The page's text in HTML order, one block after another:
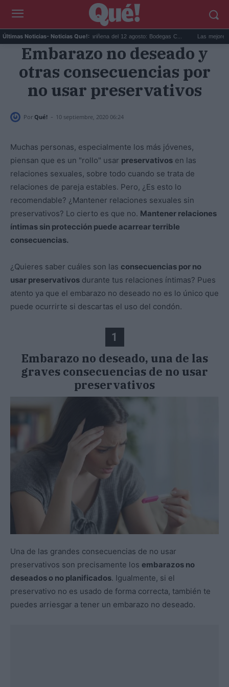
Últimas Noticias- Noticias Que!:
Ri... Eclipse solar en Cariñena del 12 agosto: Bodegas C... Las mejores
Embarazo no deseado y
otras consecuencias por
no usar preservativos
Por Qué! - 10 septiembre, 2020 06:24
Muchas personas, especialmente los más jóvenes,
piensan que es un "rollo" usar preservativos en las
relaciones sexuales, sobre todo cuando se trata de
relaciones de pareja estables. Pero, ¿Es esto lo
recomendable? ¿Mantener relaciones sexuales sin
preservativos? Lo cierto es que no. Mantener relaciones
íntimas sin protección puede acarrear terrible
consecuencias.
¿Quieres saber cuáles son las consecuencias por no
usar preservativos durante tus relaciones íntimas? Pues
atento ya que el embarazo no deseado no es lo único que
puede ocurrirte si descartas el uso del condón.
1
Embarazo no deseado, una de las
graves consecuencias de no usar
preservativos
Una de las grandes consecuencias de no usar
preservativos son precisamente los embarazos no
deseados o no planificados. Igualmente, si el
preservativo no es usado de forma correcta, también te
puedes arriesgar a tener un embarazo no deseado.